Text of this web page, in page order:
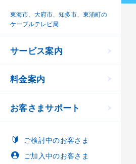
東海市、大府市、知多市、東浦町の
ケーブルテレビ局
サービス案内
料金案内
お客さまサポート
ご検討中のお客さま
ご加入中のお客さま